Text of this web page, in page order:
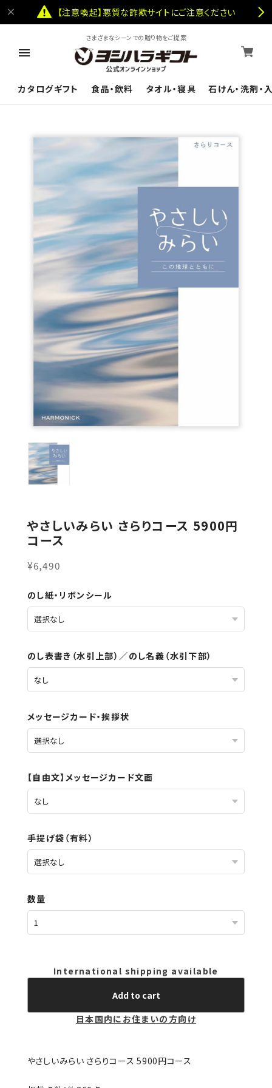
【注意喚起】悪質な詐欺サイトにご注意ください
さまざまなシーンでの贈り物をご提案
カタログギフト 食品・飲料 タオル・寝具 石けん・洗剤・
やさしいみらい さらりコース 5900円
コース
¥6,490
のし紙・リボンシール
のし表書き（水引上部）／のし名義（水引下部）
メッセージカード・挨拶状
【自由文】メッセージカード文面
手提げ袋（有料）
数量
International shipping available
Add to cart
日本国内にお住まいの方向け
やさしいみらい さらりコース 5900円コース